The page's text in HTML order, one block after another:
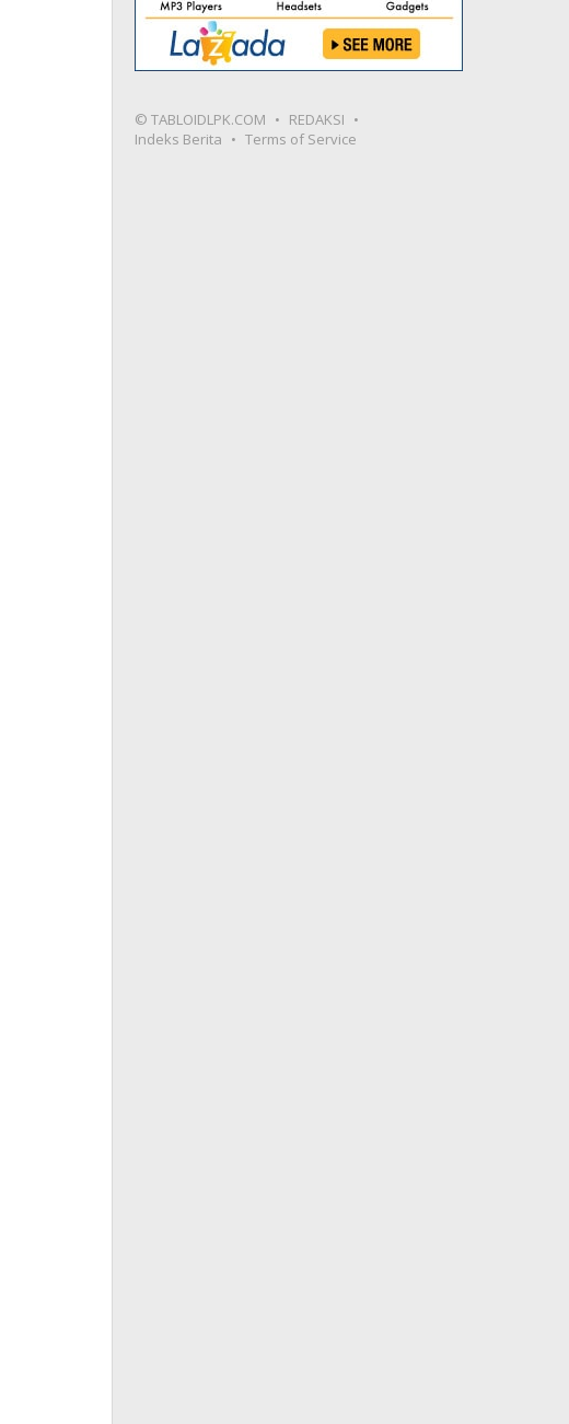
© TABLOIDLPK.COM
REDAKSI
Indeks Berita
Terms of Service